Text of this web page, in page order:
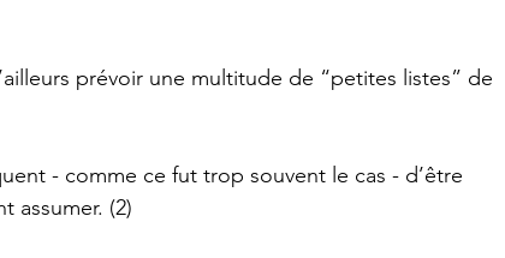
prévoir une multitude de “petites listes” de
- comme ce fut trop souvent le cas - d’être
assumer. (2)